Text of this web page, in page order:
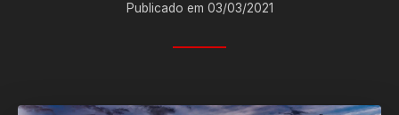
Publicado em 03/03/2021